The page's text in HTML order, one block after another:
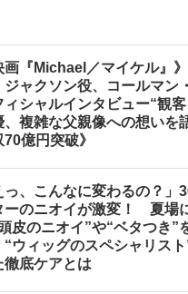
画『Michael／マイケル』
ジャクソン役、コールマン
ィシャルインタビュー“観
、複雑な父親像への想いを
億円突破》
っ、こんなに変わるの？」
ーのニオイが激変！ 夏場
皮のニオイ”や“ベタつき”
“ウィッグのスペシャリス
徹底ケアとは